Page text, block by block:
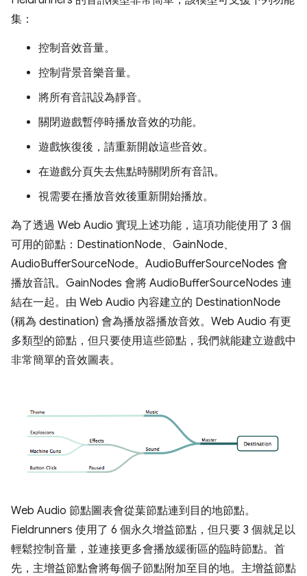
集：
控制音效音量。
控制背景音樂音量。
將所有音訊設為靜音。
關閉遊戲暫停時播放音效的功能。
遊戲恢復後，請重新開啟這些音效。
在遊戲分頁失去焦點時關閉所有音訊。
視需要在播放音效後重新開始播放。
為了透過 Web Audio 實現上述功能，這項功能使用了 3 個
可用的節點：DestinationNode、GainNode、
AudioBufferSourceNode。AudioBufferSourceNodes 會
播放音訊。GainNodes 會將 AudioBufferSourceNodes 連
結在一起。由 Web Audio 內容建立的 DestinationNode
(稱為 destination) 會為播放器播放音效。Web Audio 有更
多類型的節點，但只要使用這些節點，我們就能建立遊戲中
非常簡單的音效圖表。
Web Audio 節點圖表會從葉節點連到目的地節點。
Fieldrunners 使用了 6 個永久增益節點，但只要 3 個就足以
輕鬆控制音量，並連接更多會播放緩衝區的臨時節點。首
先，主增益節點會將每個子節點附加至目的地。主增益節點